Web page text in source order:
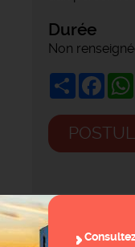
Durée
Non
Share